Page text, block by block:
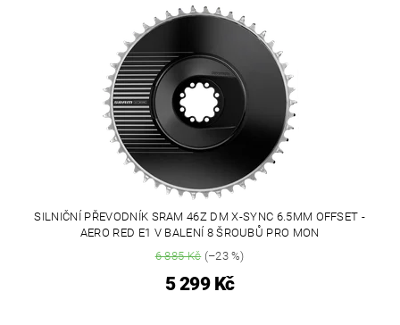
SILNIČNÍ PŘEVODNÍK SRAM 46Z DM X-SYNC 6.5MM OFFSET -
AERO RED E1 V BALENÍ 8 ŠROUBŮ PRO MON
6 885 Kč(–23 %)
5 299 Kč